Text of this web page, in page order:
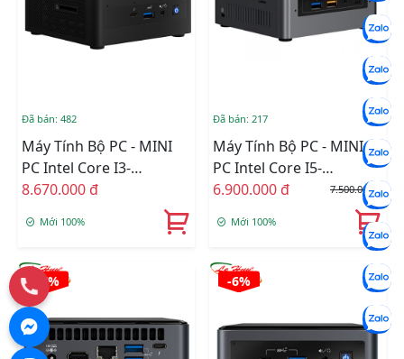
Đã bán: 482
Máy Tính Bộ PC - MINI
PC Intel Core I3-
1115G4/Intel UHD
Graphics/Ram Option/Ổ
Cứng Option/Dos
8.670.000 đ
Mới 100%
Đã bán: 217
Máy Tính Bộ PC - MINI
PC Intel Core I5-
7260U/Intel Iris 640/RAM
6.900.000 đ 7.500.000 đ
Mới 100%
-7% -6%